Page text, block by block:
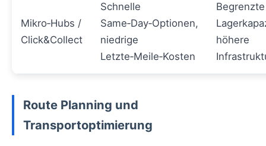
Mikro‑Hubs /
Click&Collect
Schnelle
Same‑Day‑Optionen,
niedrige
Letzte‑Meile‑Kosten
Begrenzte
höhere
Route Planning und
Transportoptimierung